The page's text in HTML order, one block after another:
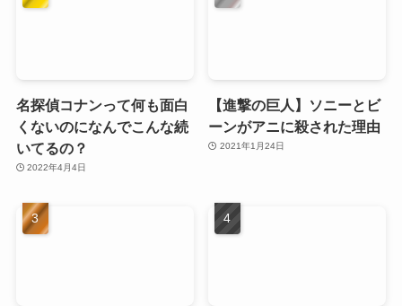
名探偵コナンって何も面白
くないのになんでこんな続
いてるの？
2022年4月4日
【進撃の巨人】ソニーとビ
ーンがアニに殺された理由
2021年1月24日